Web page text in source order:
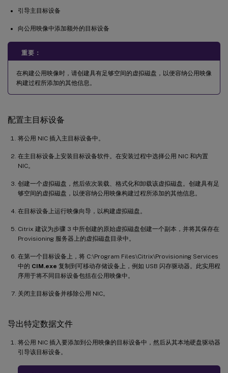
引导主目标设备
向公用映像中添加额外的目标设备
重要：
在构建公用映像时，请创建具有足够空间的虚拟磁盘，以便容纳公用映像
构建过程所添加的其他信息。
配置主目标设备
将公用 NIC 插入主目标设备中。
在主目标设备上安装目标设备软件。在安装过程中选择公用 NIC 和内置
NIC。
创建一个虚拟磁盘，然后依次装载、格式化和卸载该虚拟磁盘。创建具有足
够空间的虚拟磁盘，以便容纳公用映像构建过程所添加的其他信息。
在目标设备上运行映像向导，以构建虚拟磁盘。
Citrix 建议为步骤 3 中所创建的原始虚拟磁盘创建一个副本，并将其保存在
Provisioning 服务器上的虚拟磁盘目录中。
在第一个目标设备上，将 C:\Program Files\Citrix\Provisioning Services
中的 CIM.exe 复制到可移动存储设备上，例如 USB 闪存驱动器。此实用程
序用于将不同目标设备包括在公用映像中。
关闭主目标设备并移除公用 NIC。
导出特定数据文件
将公用 NIC 插入要添加到公用映像的目标设备中，然后从其本地硬盘驱动器
引导该目标设备。